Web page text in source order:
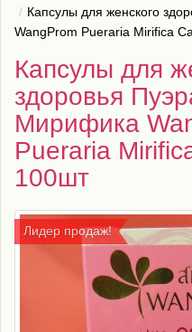
Капсулы для женского
WangProm Pueraria Mirifica
Капсулы для
здоровья
Мирифика
Pueraria
100шт
Лидер продаж!